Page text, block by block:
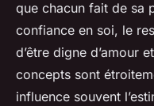
que chacun fait de sa
confiance en soi, le
d’être digne d’amour
concepts sont
influence souvent